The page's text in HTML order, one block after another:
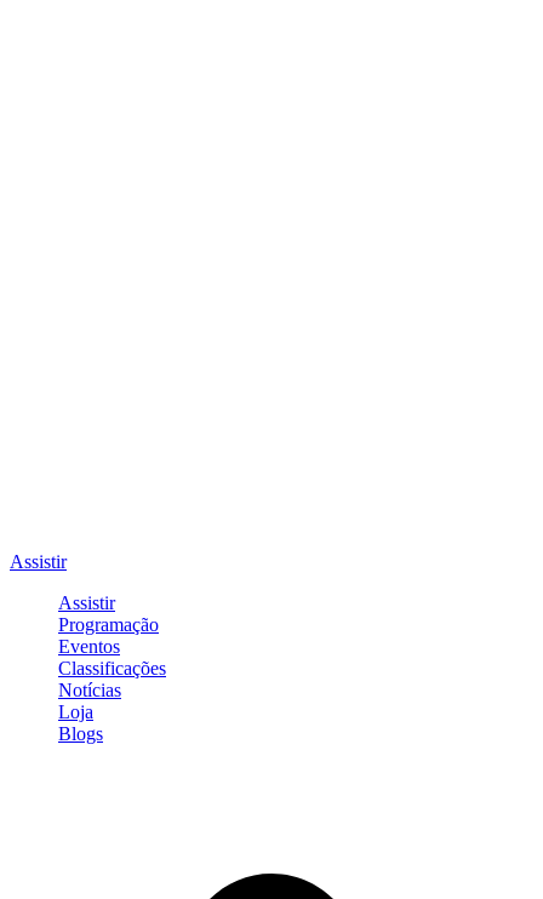
Assistir
Assistir
Programação
Eventos
Classificações
Notícias
Loja
Blogs